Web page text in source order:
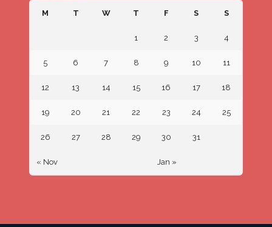
M T W T F S S
« Nov Jan »
1 2 3 4
5 6 7 8 9 10 11
12 13 14 15 16 17 18
19 20 21 22 23 24 25
26 27 28 29 30 31